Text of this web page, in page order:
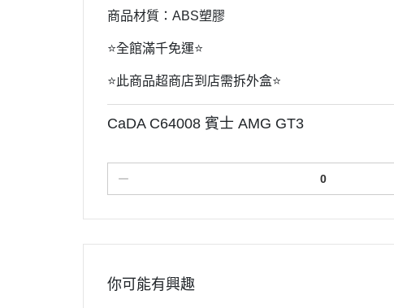
商品材質：ABS塑膠
⭐️全館滿千免運⭐️
⭐️此商品超商店到店需拆外盒⭐️
CaDA C64008 賓士 AMG GT3
你可能有興趣